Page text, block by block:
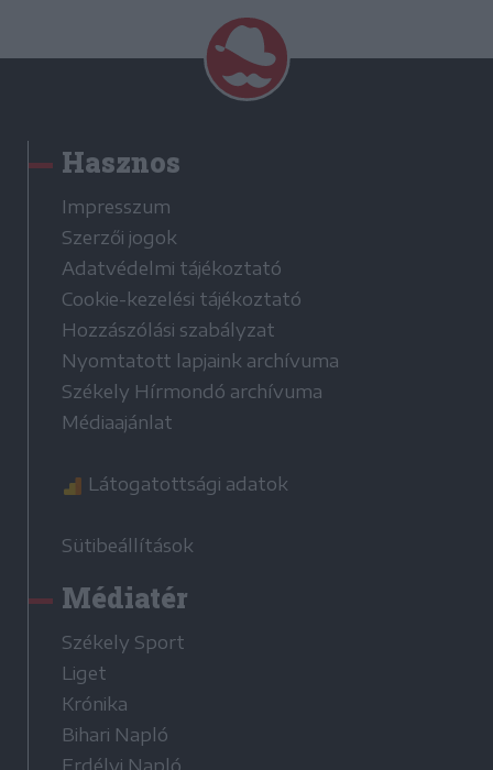
Hasznos
Impresszum
Szerzői jogok
Adatvédelmi tájékoztató
Cookie-kezelési tájékoztató
Hozzászólási szabályzat
Nyomtatott lapjaink archívuma
Székely Hírmondó archívuma
Médiaajánlat
Látogatottsági adatok
Sütibeállítások
Médiatér
Székely Sport
Liget
Krónika
Bihari Napló
Erdélyi Napló